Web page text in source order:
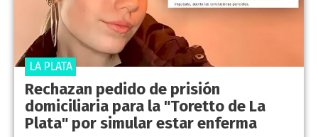
Rechazan pedido de prisión
domiciliaria para la "Toretto de La
Plata" por simular estar enferma
LA PLATA